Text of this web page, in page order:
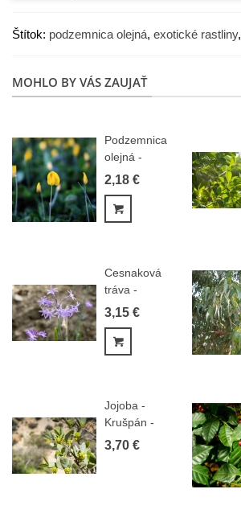
Štítok: podzemnica olejná, exotické rastliny,
MOHLO BY VÁS ZAUJAŤ
Podzemnica
olejná -
Arašidy -
2,18 €
Pridať do košíka
Cesnaková
tráva -
Tulbaghia
3,15 €
Pridať do košíka
Jojoba -
Krušpán -
Simmondsia...
3,70 €